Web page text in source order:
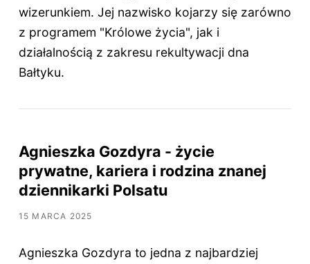
wizerunkiem. Jej nazwisko kojarzy się zarówno
z programem "Królowe życia", jak i
działalnością z zakresu rekultywacji dna
Bałtyku.
Agnieszka Gozdyra - życie
prywatne, kariera i rodzina znanej
dziennikarki Polsatu
15 MARCA 2025
Agnieszka Gozdyra to jedna z najbardziej